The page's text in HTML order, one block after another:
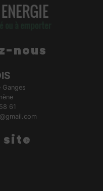
nous
Ganges
61
site